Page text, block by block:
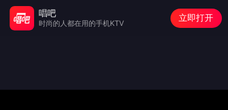
唱吧
时尚的人都在用的手机KTV
立即打开